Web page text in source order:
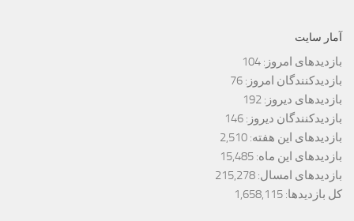
آمار سایت
بازدیدهای امروز: 104
بازدیدکنندگان امروز: 76
بازدیدهای دیروز: 192
بازدیدکنندگان دیروز: 146
بازدیدهای این هفته: 2,510
بازدیدهای این ماه: 15,485
بازدیدهای امسال: 215,278
کل بازدیدها: 1,658,115